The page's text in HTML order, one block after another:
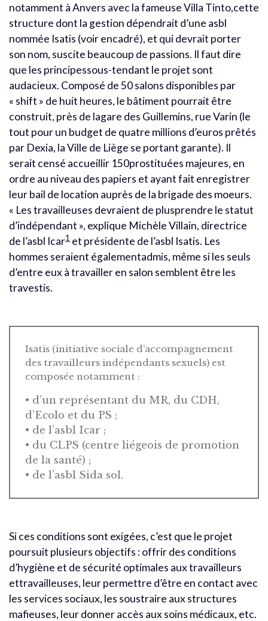
notamment à Anvers avec la fameuse Villa Tinto,cette
structure dont la gestion dépendrait d’une asbl
nommée Isatis (voir encadré), et qui devrait porter
son nom, suscite beaucoup de passions. Il faut dire
que les principessous-tendant le projet sont
audacieux. Composé de 50 salons disponibles par
« shift » de huit heures, le bâtiment pourrait être
construit, près de lagare des Guillemins, rue Varin (le
tout pour un budget de quatre millions d’euros prêtés
par Dexia, la Ville de Liège se portant garante). Il
serait censé accueillir 150prostituées majeures, en
ordre au niveau des papiers et ayant fait enregistrer
leur bail de location auprès de la brigade des moeurs.
« Les travailleuses devraient de plusprendre le statut
d’indépendant », explique Michèle Villain, directrice
de l’asbl Icar1 et présidente de l’asbl Isatis. Les
hommes seraient égalementadmis, même si les seuls
d’entre eux à travailler en salon semblent être les
travestis.
Isatis (initiative sociale d’accompagnement
des travailleurs indépendants sexuels) est
composée notamment :
• d’un représentant du MR, du CDH,
d’Ecolo et du PS ;
• de l’asbl Icar ;
• du CLPS (centre liégeois de promotion
de la santé) ;
• de l’asbl Sida sol.
Si ces conditions sont exigées, c’est que le projet
poursuit plusieurs objectifs : offrir des conditions
d’hygiène et de sécurité optimales aux travailleurs
ettravailleuses, leur permettre d’être en contact avec
les services sociaux, les soustraire aux structures
mafieuses, leur donner accès aux soins médicaux, etc.